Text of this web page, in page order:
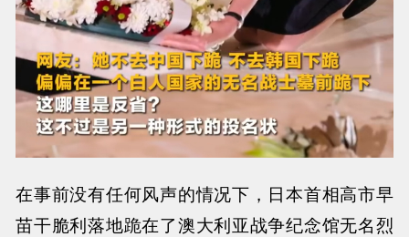
在事前没有任何风声的情况下，日本首相高市早
苗干脆利落地跪在了澳大利亚战争纪念馆无名烈